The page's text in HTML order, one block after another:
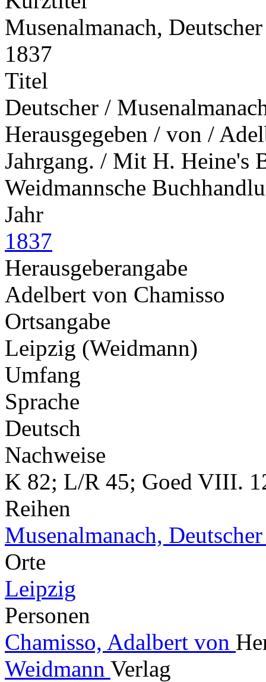
Musenalmanach,
1837
Titel
Deutscher /
Herausgegeben / von /
Jahrgang. / Mit H. Heine's
Weidmannsche
Jahr
1837
Herausgeberangabe
Adelbert von Chamisso
Ortsangabe
Leipzig (Weidmann)
Umfang
Sprache
Deutsch
Nachweise
K 82; L/R 45; Goed VIII.
Reihen
Musenalmanach,
Orte
Leipzig
Personen
Chamisso, Adalbert von
Weidmann Verlag